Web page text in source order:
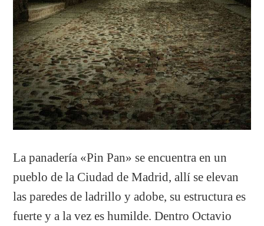
La panadería «Pin Pan» se encuentra en un
pueblo de la Ciudad de Madrid, allí se elevan
las paredes de ladrillo y adobe, su estructura es
fuerte y a la vez es humilde. Dentro Octavio